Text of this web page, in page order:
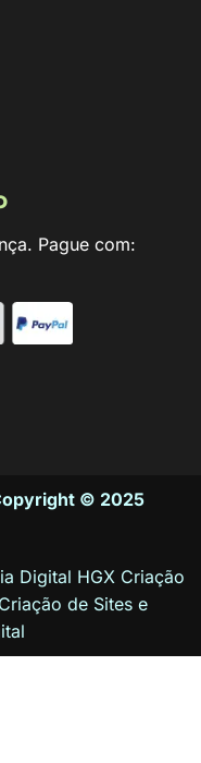
Pague com:
© 2025
Digital HGX Criação
Criação de Sites e